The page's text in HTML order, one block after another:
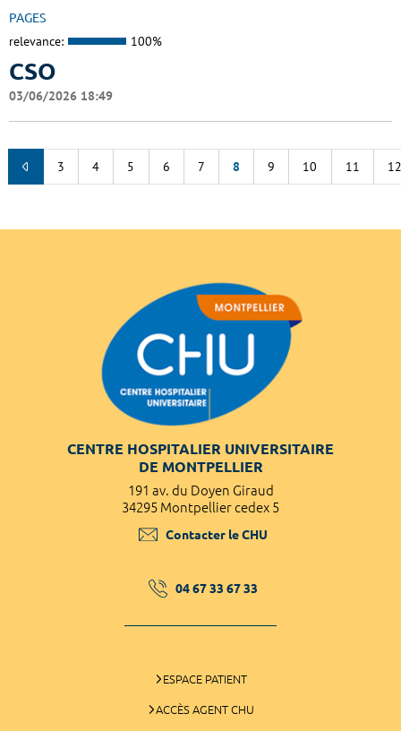
PAGES
relevance: 100%
CSO
03/06/2026 18:49
3 4 5 6 7 8 9 10 11 12
CENTRE HOSPITALIER UNIVERSITAIRE
DE MONTPELLIER
191 av. du Doyen Giraud
34295 Montpellier cedex 5
Contacter le CHU
04 67 33 67 33
ESPACE PATIENT
ACCÈS AGENT CHU